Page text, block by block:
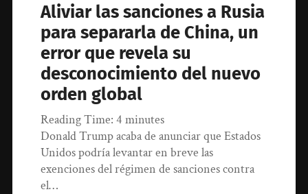
Aliviar las sanciones a Rusia
para separarla de China, un
error que revela su
desconocimiento del nuevo
orden global
Reading Time:4 minutes
Donald Trump acaba de anunciar que Estados
Unidos podría levantar en breve las
exenciones del régimen de sanciones contra
el…